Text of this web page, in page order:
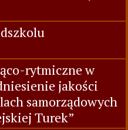
rytmiczne w
jakości
samorządowych
Turek”